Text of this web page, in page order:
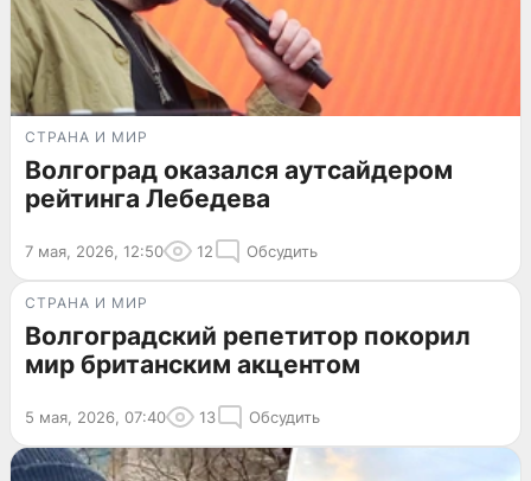
СТРАНА И МИР
Волгоград оказался аутсайдером
рейтинга Лебедева
7 мая, 2026, 12:50 12 Обсудить
СТРАНА И МИР
Волгоградский репетитор покорил
мир британским акцентом
5 мая, 2026, 07:40 13 Обсудить